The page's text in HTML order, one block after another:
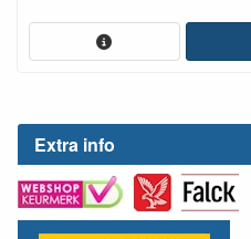
Extra info